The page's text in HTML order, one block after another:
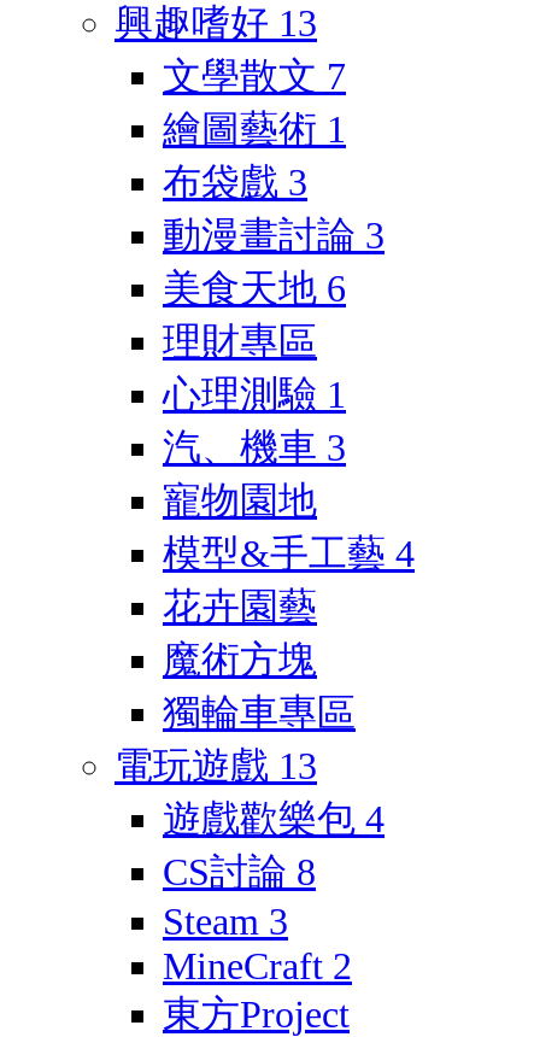
興趣嗜好 13
文學散文 7
繪圖藝術 1
布袋戲 3
動漫畫討論 3
美食天地 6
理財專區
心理測驗 1
汽、機車 3
寵物園地
模型&手工藝 4
花卉園藝
魔術方塊
獨輪車專區
電玩遊戲 13
遊戲歡樂包 4
CS討論 8
Steam 3
MineCraft 2
東方Project